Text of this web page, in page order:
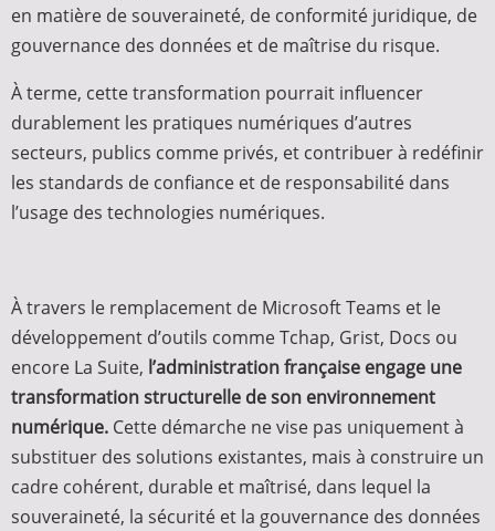
en matière de souveraineté, de conformité juridique, de
gouvernance des données et de maîtrise du risque.
À terme, cette transformation pourrait influencer
durablement les pratiques numériques d’autres
secteurs, publics comme privés, et contribuer à redéfinir
les standards de confiance et de responsabilité dans
l’usage des technologies numériques.
À travers le remplacement de Microsoft Teams et le
développement d’outils comme Tchap, Grist, Docs ou
encore La Suite, l’administration française engage une
transformation structurelle de son environnement
numérique. Cette démarche ne vise pas uniquement à
substituer des solutions existantes, mais à construire un
cadre cohérent, durable et maîtrisé, dans lequel la
souveraineté, la sécurité et la gouvernance des données